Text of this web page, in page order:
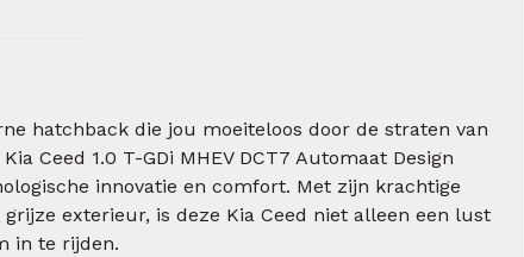
hatchback die jou moeiteloos door de straten van
Ceed 1.0 T-GDi MHEV DCT7 Automaat Design
innovatie en comfort. Met zijn krachtige
exterieur, is deze Kia Ceed niet alleen een lust
in te rijden.